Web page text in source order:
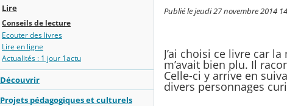
Lire
Conseils de lecture
Ecouter des livres
Lire en ligne
Actualités : 1 jour 1actu
Découvrir
Projets pédagogiques et culturels
Publié le jeudi 27 novembre 2014
J’ai choisi ce livre car
m’avait bien plu. Il
Celle-ci y arrive en
divers personnages